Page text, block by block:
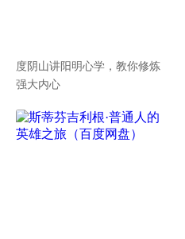
度阴山讲阳明心学，教你修炼
强大内心